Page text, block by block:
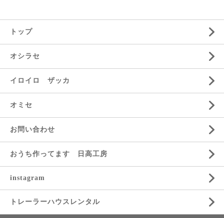
トップ
オシラセ
イロイロ ザッカ
オミセ
お問い合わせ
おうち作ってます 日高工房
instagram
トレーラーハウスレンタル